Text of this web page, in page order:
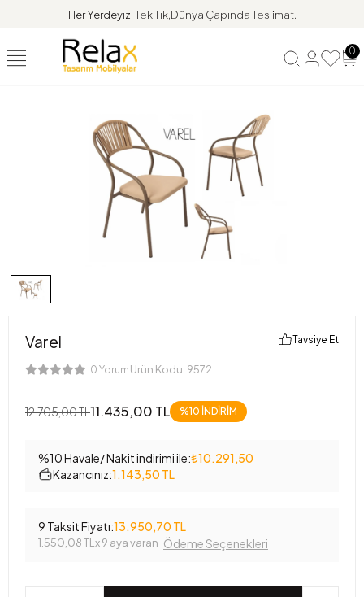
Her Yerdeyiz!Tek Tık,Dünya Çapında Teslimat.
0
Varel
0 Yorum Ürün Kodu: 9572
Tavsiye Et
12.705,00 TL11.435,00 TL %10 İNDİRİM
%10 Havale/ Nakit indirimi ile:₺10.291,50
Kazancınız:1.143,50 TL
9 Taksit Fiyatı:13.950,70 TL
1.550,08 TL x 9 aya varan Ödeme Seçenekleri